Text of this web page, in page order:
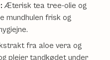
Æterisk tea tree-olie og
mundhulen frisk og
fra aloe vera og
plejer tandkødet under